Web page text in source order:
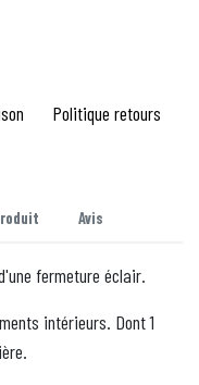
Politique retours
Avis
fermeture éclair.
intérieurs. Dont 1